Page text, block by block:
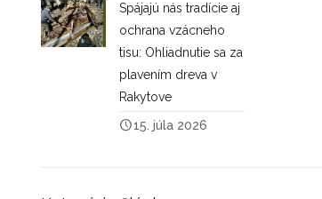
Spájajú nás tradície aj
ochrana vzácneho
tisu: Ohliadnutie sa za
plavením dreva v
Rakytove
15. júla 2026